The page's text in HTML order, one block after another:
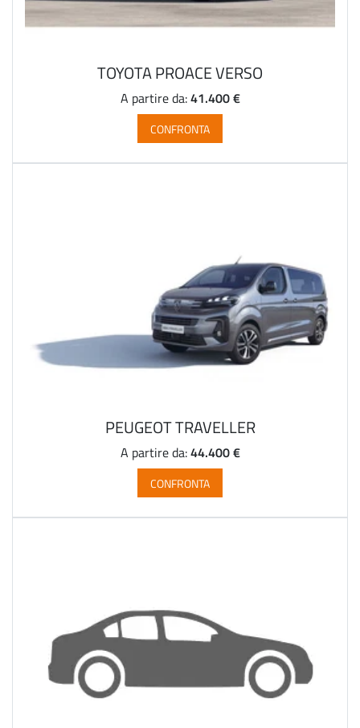
TOYOTA PROACE VERSO
A partire da:41.400 €
CONFRONTA
PEUGEOT TRAVELLER
A partire da:44.400 €
CONFRONTA